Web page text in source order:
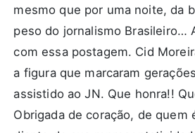
mesmo que por uma noite, da
peso do jornalismo Brasileiro…
com essa postagem. Cid
a figura que marcaram
assistido ao JN. Que honra!!
Obrigada de coração, de quem